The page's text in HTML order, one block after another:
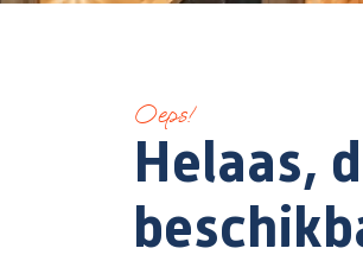
Oeps!
Helaas,